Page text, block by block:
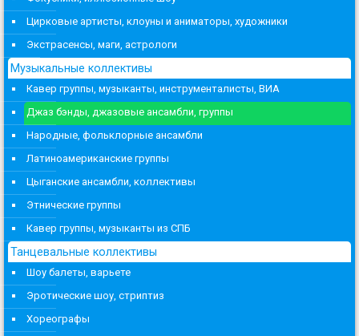
Цирковые артисты, клоуны и аниматоры, художники
Экстрасенсы, маги, астрологи
Музыкальные коллективы
Кавер группы, музыканты, инструменталисты, ВИА
Джаз бэнды, джазовые ансамбли, группы
Народные, фольклорные ансамбли
Латиноамериканские группы
Цыганские ансамбли, коллективы
Этнические группы
Кавер группы, музыканты из СПБ
Танцевальные коллективы
Шоу балеты, варьете
Эротические шоу, стриптиз
Хореографы